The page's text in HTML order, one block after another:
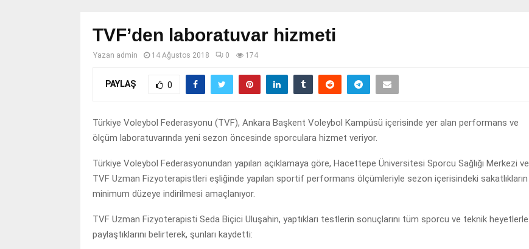
TVF’den laboratuvar hizmeti
Yazan admin 14 Ağustos 2018 0 174
PAYLAŞ 0
Türkiye Voleybol Federasyonu (TVF), Ankara Başkent Voleybol Kampüsü içerisinde yer alan performans ve
ölçüm laboratuvarında yeni sezon öncesinde sporculara hizmet veriyor.
Türkiye Voleybol Federasyonundan yapılan açıklamaya göre, Hacettepe Üniversitesi Sporcu Sağlığı Merkezi ve
TVF Uzman Fizyoterapistleri eşliğinde yapılan sportif performans ölçümleriyle sezon içerisindeki sakatlıkların
minimum düzeye indirilmesi amaçlanıyor.
TVF Uzman Fizyoterapisti Seda Biçici Uluşahin, yaptıkları testlerin sonuçlarını tüm sporcu ve teknik heyetlerle
paylaştıklarını belirterek, şunları kaydetti: